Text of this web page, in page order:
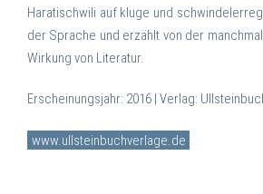
Haratischwili auf kluge und
der Sprache und erzählt von der
Wirkung von Literatur.
Erscheinungsjahr: 2016 | Verlag:
www.ullsteinbuchverlage.de